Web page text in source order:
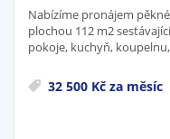
Nabízíme pronájem
plochou 112 m2
pokoje, kuchyň, koupelnu,
32 500 Kč za měsíc